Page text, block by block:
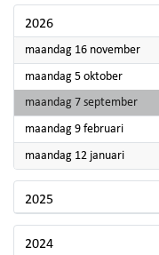
2026
maandag 16 november2026
maandag 5 oktober2026
maandag 7 september2026
maandag 9 februari2026
maandag 12 januari2026
2025
2024